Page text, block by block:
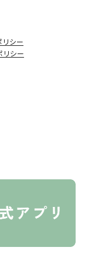
リシー
リシー